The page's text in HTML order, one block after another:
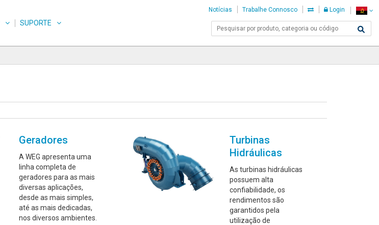
SUPORTE
Notícias Trabalhe Connosco Login
Geradores
A WEG apresenta uma
linha completa de
geradores para as mais
diversas aplicações,
desde as mais simples,
até as mais dedicadas,
nos diversos ambientes.
Turbinas
Hidráulicas
As turbinas hidráulicas
possuem alta
confiabilidade, os
rendimentos são
garantidos pela
utilização de